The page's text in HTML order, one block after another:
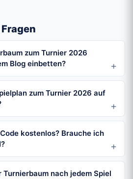
zum Turnier 2026
Blog einbetten?
zum Turnier 2026 auf
kostenlos? Brauche ich
nach jedem Spiel